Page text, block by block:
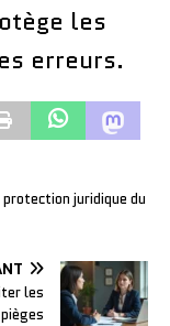
les
erreurs.
juridique du
les
pièges